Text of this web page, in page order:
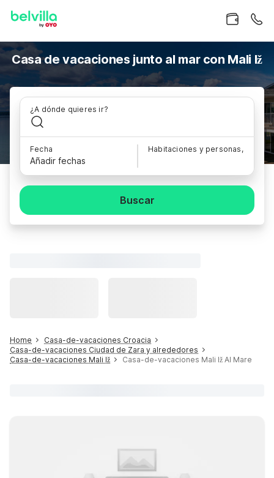
Casa de vacaciones junto al mar con Mali Iž
¿A dónde quieres ir?
Fecha
Añadir fechas
Habitaciones y personas,
Buscar
Home
Casa-de-vacaciones Croacia
Casa-de-vacaciones Ciudad de Zara y alrededores
Casa-de-vacaciones Mali Iž
Casa-de-vacaciones Mali Iž Al Mare